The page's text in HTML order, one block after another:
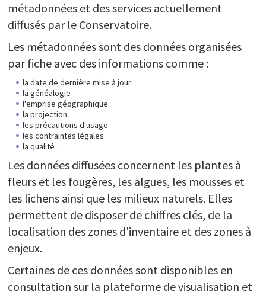
métadonnées et des services actuellement
diffusés par le Conservatoire.
Les métadonnées sont des données organisées
par fiche avec des informations comme :
la date de dernière mise à jour
la généalogie
l'emprise géographique
la projection
les précautions d'usage
les contraintes légales
la qualité…
Les données diffusées concernent les plantes à
fleurs et les fougères, les algues, les mousses et
les lichens ainsi que les milieux naturels. Elles
permettent de disposer de chiffres clés, de la
localisation des zones d'inventaire et des zones à
enjeux.
Certaines de ces données sont disponibles en
consultation sur la plateforme de visualisation et